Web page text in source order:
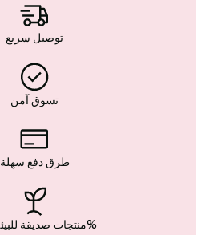
توصيل سريع
تسوق آمن
طرق دفع سهلة
منتجات صديقة للبيئة 100%